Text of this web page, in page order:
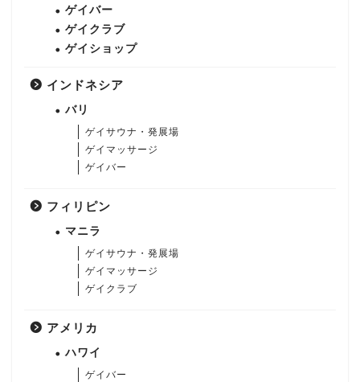
ゲイバー
ゲイクラブ
ゲイショップ
インドネシア
バリ
ゲイサウナ・発展場
ゲイマッサージ
ゲイバー
フィリピン
マニラ
ゲイサウナ・発展場
ゲイマッサージ
ゲイクラブ
アメリカ
ハワイ
ゲイバー